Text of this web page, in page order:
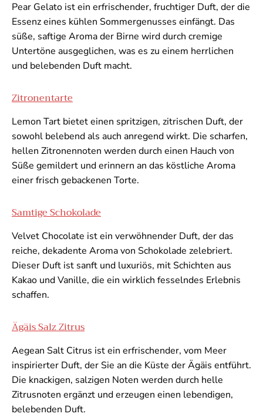
Pear Gelato ist ein erfrischender, fruchtiger Duft, der die
Essenz eines kühlen Sommergenusses einfängt. Das
süße, saftige Aroma der Birne wird durch cremige
Untertöne ausgeglichen, was es zu einem herrlichen
und belebenden Duft macht.
Zitronentarte
Lemon Tart bietet einen spritzigen, zitrischen Duft, der
sowohl belebend als auch anregend wirkt. Die scharfen,
hellen Zitronennoten werden durch einen Hauch von
Süße gemildert und erinnern an das köstliche Aroma
einer frisch gebackenen Torte.
Samtige Schokolade
Velvet Chocolate ist ein verwöhnender Duft, der das
reiche, dekadente Aroma von Schokolade zelebriert.
Dieser Duft ist sanft und luxuriös, mit Schichten aus
Kakao und Vanille, die ein wirklich fesselndes Erlebnis
schaffen.
Ägäis Salz Zitrus
Aegean Salt Citrus ist ein erfrischender, vom Meer
inspirierter Duft, der Sie an die Küste der Ägäis entführt.
Die knackigen, salzigen Noten werden durch helle
Zitrusnoten ergänzt und erzeugen einen lebendigen,
belebenden Duft.